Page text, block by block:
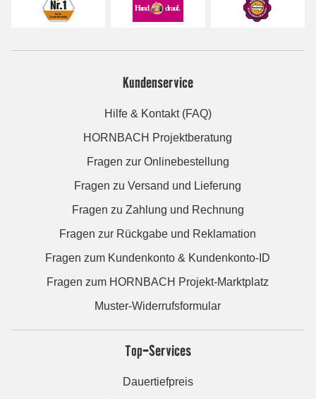
Kundenservice
Hilfe & Kontakt (FAQ)
HORNBACH Projektberatung
Fragen zur Onlinebestellung
Fragen zu Versand und Lieferung
Fragen zu Zahlung und Rechnung
Fragen zur Rückgabe und Reklamation
Fragen zum Kundenkonto & Kundenkonto-ID
Fragen zum HORNBACH Projekt-Marktplatz
Muster-Widerrufsformular
Top-Services
Dauertiefpreis